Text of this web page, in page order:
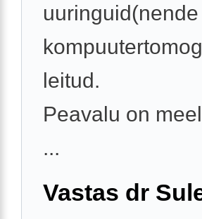
leitud.
Peavalu on
...
Vastas dr